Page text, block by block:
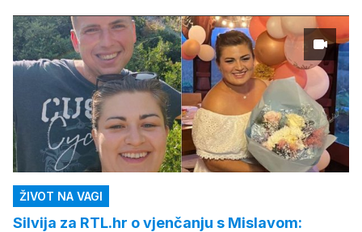
ŽIVOT NA VAGI
Silvija za RTL.hr o vjenčanju s Mislavom: